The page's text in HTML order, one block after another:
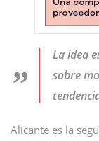
La idea
sobre
Alicante es la